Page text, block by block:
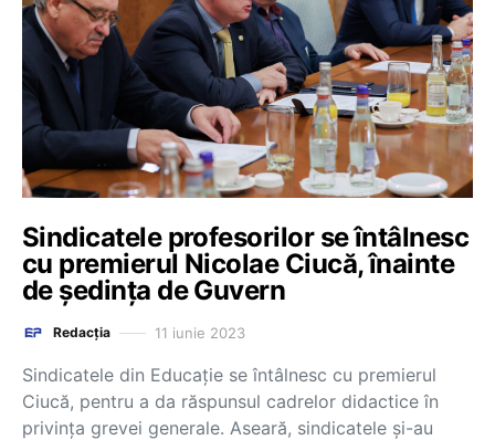
Sindicatele profesorilor se întâlnesc
cu premierul Nicolae Ciucă, înainte
de ședința de Guvern
Redacția 11 iunie 2023
Sindicatele din Educație se întâlnesc cu premierul
Ciucă, pentru a da răspunsul cadrelor didactice în
privința grevei generale. Aseară, sindicatele și-au